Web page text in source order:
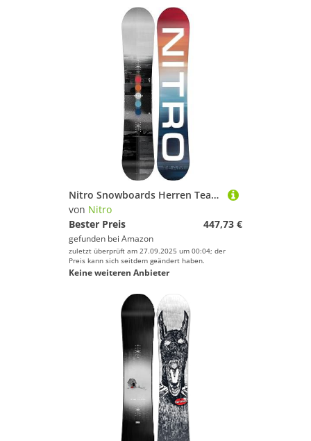
Nitro Snowboards Herren Team GULLWING BRD ´23, Freestyleboard, Directional Twin, Gullwing Rocker, All-Terrain
von Nitro
Bester Preis
447,73 €
gefunden bei Amazon
zuletzt überprüft am 27.09.2025 um 00:04; der
Preis kann sich seitdem geändert haben.
Keine weiteren Anbieter